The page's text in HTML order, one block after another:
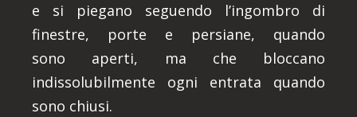
e si piegano seguendo l’ingombro di
finestre, porte e persiane, quando
sono aperti, ma che bloccano
indissolubilmente ogni entrata quando
sono chiusi.